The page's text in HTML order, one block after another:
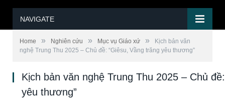
NAVIGATE
Home » Nghiên cứu » Mục vụ Giáo xứ »
Kịch bản văn
nghệ Trung Thu 2025 – Chủ đề: “Giêsu, Vầng trăng yêu thương”
Kịch bản văn nghệ Trung Thu 2025 – Chủ
yêu thương”